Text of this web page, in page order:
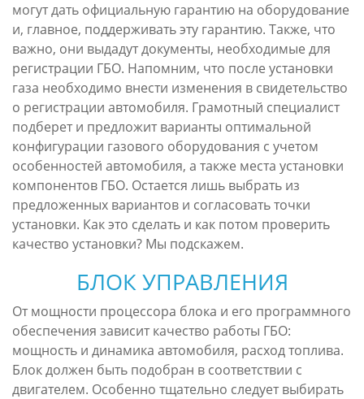
могут дать официальную гарантию на оборудование
и, главное, поддерживать эту гарантию. Также, что
важно, они выдадут документы, необходимые для
регистрации ГБО. Напомним, что после установки
газа необходимо внести изменения в свидетельство
о регистрации автомобиля. Грамотный специалист
подберет и предложит варианты оптимальной
конфигурации газового оборудования с учетом
особенностей автомобиля, а также места установки
компонентов ГБО. Остается лишь выбрать из
предложенных вариантов и согласовать точки
установки. Как это сделать и как потом проверить
качество установки? Мы подскажем.
БЛОК УПРАВЛЕНИЯ
От мощности процессора блока и его программного
обеспечения зависит качество работы ГБО:
мощность и динамика автомобиля, расход топлива.
Блок должен быть подобран в соответствии с
двигателем. Особенно тщательно следует выбирать